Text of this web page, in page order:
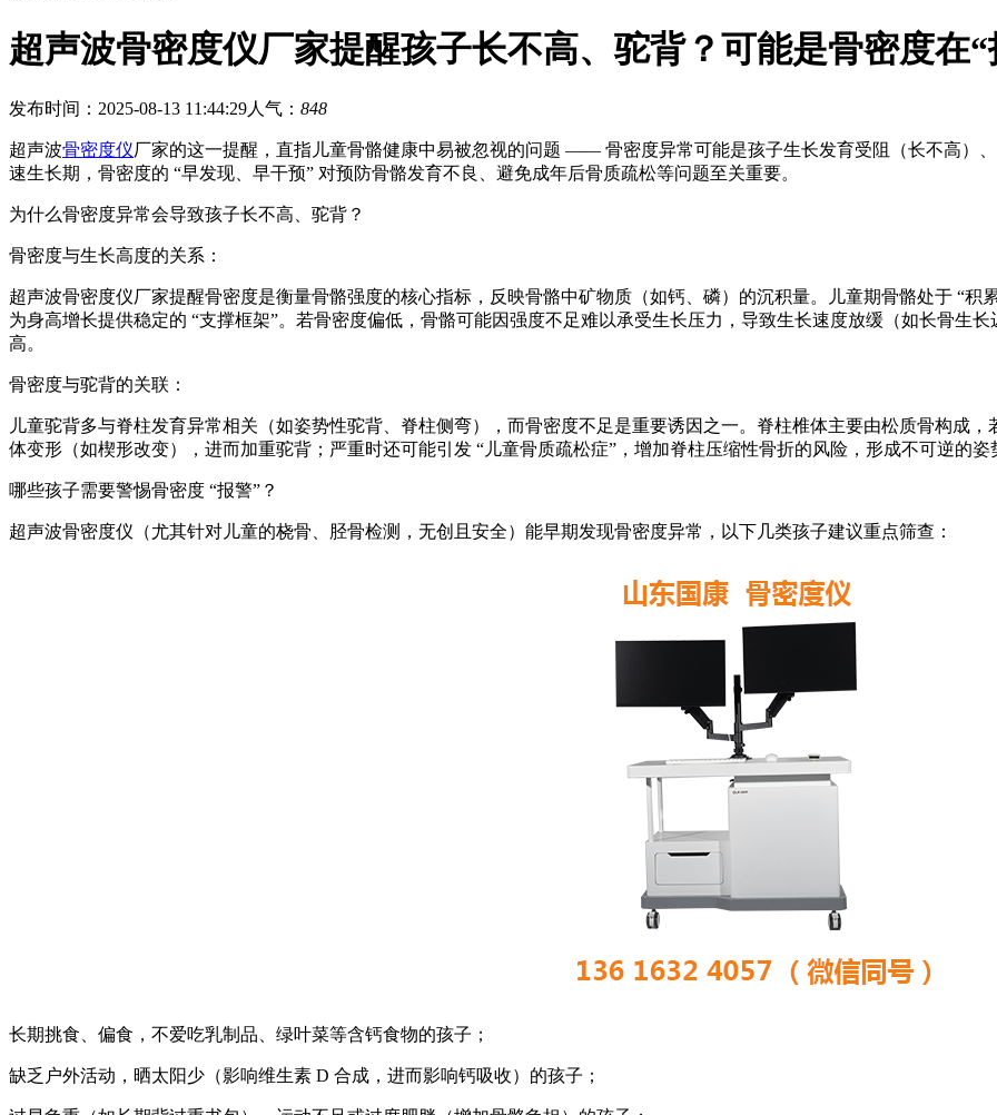
超声波骨密度仪厂家提醒孩子长不高、驼背？可能是骨密度在“
发布时间：2025-08-13 11:44:29人气： 848
超声波骨密度仪厂家的这一提醒，直指儿童骨骼健康中易被忽视的问题 —— 骨密度异常可能是孩子生长发育受阻（长不高）
速生长期，骨密度的 “早发现、早干预” 对预防骨骼发育不良、避免成年后骨质疏松等问题至关重要。
为什么骨密度异常会导致孩子长不高、驼背？
骨密度与生长高度的关系：
超声波骨密度仪厂家提醒骨密度是衡量骨骼强度的核心指标，反映骨骼中矿物质（如钙、磷）的沉积量。儿童期骨骼处于 “
为身高增长提供稳定的 “支撑框架”。若骨密度偏低，骨骼可能因强度不足难以承受生长压力，导致生长速度放缓（如长骨生
高。
骨密度与驼背的关联：
儿童驼背多与脊柱发育异常相关（如姿势性驼背、脊柱侧弯），而骨密度不足是重要诱因之一。脊柱椎体主要由松质骨构成
体变形（如楔形改变），进而加重驼背；严重时还可能引发 “儿童骨质疏松症”，增加脊柱压缩性骨折的风险，形成不可逆的姿
哪些孩子需要警惕骨密度 “报警”？
超声波骨密度仪（尤其针对儿童的桡骨、胫骨检测，无创且安全）能早期发现骨密度异常，以下几类孩子建议重点筛查：
长期挑食、偏食，不爱吃乳制品、绿叶菜等含钙食物的孩子；
缺乏户外活动，晒太阳少（影响维生素 D 合成，进而影响钙吸收）的孩子；